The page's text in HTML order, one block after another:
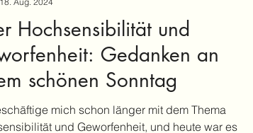
Hochsensibilität und
Gedanken an
schönen Sonntag
mich schon länger mit dem Thema
und Geworfenheit, und heute war es